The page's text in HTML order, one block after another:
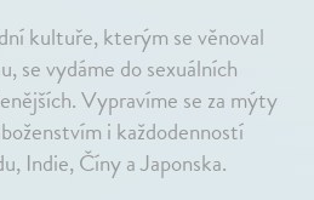
kultuře, kterým se věnoval
se vydáme do sexuálních
Vypravíme se za mýty
i každodenností
Indie, Číny a Japonska.